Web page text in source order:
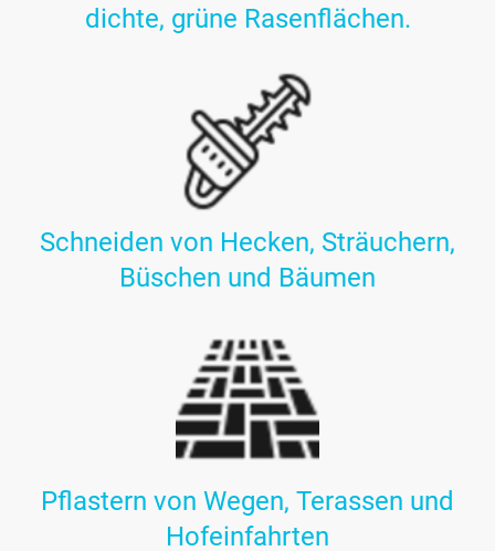
dichte, grüne Rasenflächen.
Schneiden von Hecken, Sträuchern,
Büschen und Bäumen
Pflastern von Wegen, Terassen und
Hofeinfahrten